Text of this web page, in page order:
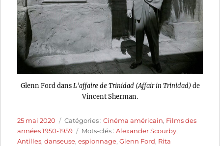
Glenn Ford dans L’affaire de Trinidad (Affair in Trinidad)de
Vincent Sherman.
Publié
le
25 mai 2020 Catégories
Catégories :Cinéma américain, Films des
années 1950-1959
Étiquettes
Mots-clés :Alexander Scourby,
Antilles,danseuse,espionnage,Glenn Ford, Rita